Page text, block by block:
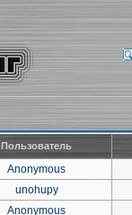
Пользователь
Anonymous
unohupy
Anonymous